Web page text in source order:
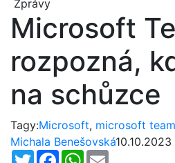
Zprávy
Microsoft
rozpozná,
na schůzce
Tagy:Microsoft, microsoft
Michala Benešovská10.10.2023
TwitterFacebookWhatsApp